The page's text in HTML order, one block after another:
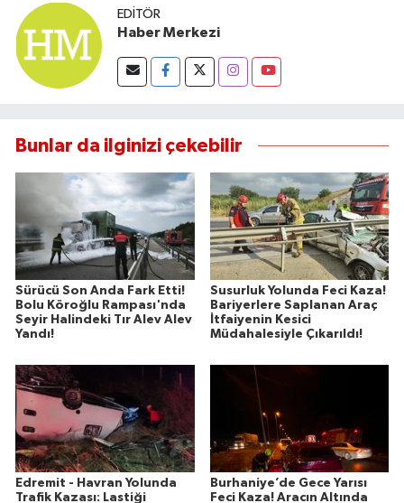
EDITÖR
Haber Merkezi
Bunlar da ilginizi çekebilir
Sürücü Son Anda Fark Etti!
Bolu Köroğlu Rampası'nda
Seyir Halindeki Tır Alev Alev
Yandı!
Susurluk Yolunda Feci Kaza!
Bariyerlere Saplanan Araç
İtfaiyenin Kesici
Müdahalesiyle Çıkarıldı!
Edremit - Havran Yolunda
Trafik Kazası: Lastiği
Burhaniye’de Gece Yarısı
Feci Kaza! Aracın Altında